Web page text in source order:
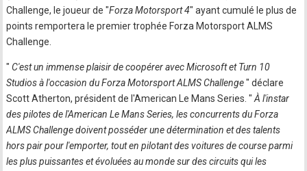
Challenge, le joueur de "Forza Motorsport 4" ayant cumulé le plus de
points remportera le premier trophée Forza Motorsport ALMS
Challenge.
" C'est un immense plaisir de coopérer avec Microsoft et Turn 10
Studios à l'occasion du Forza Motorsport ALMS Challenge" déclare
Scott Atherton, président de l'American Le Mans Series. " À l'instar
des pilotes de l'American Le Mans Series, les concurrents du Forza
ALMS Challenge doivent posséder une détermination et des talents
hors pair pour l'emporter, tout en pilotant des voitures de course parmi
les plus puissantes et évoluées au monde sur des circuits qui les